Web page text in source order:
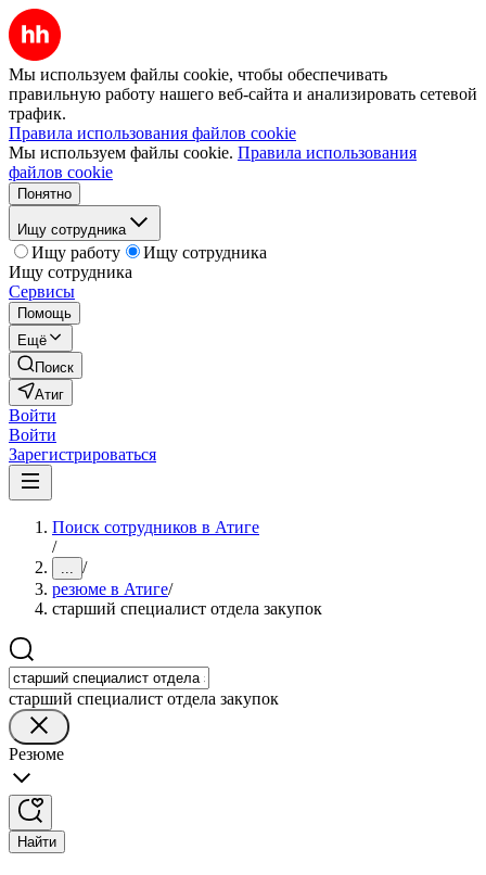
Мы используем файлы cookie, чтобы обеспечивать
правильную работу нашего веб-сайта и анализировать сетевой
трафик.
Правила использования файлов cookie
Мы используем файлы cookie. Правила использования
файлов cookie
Понятно
Ищу сотрудника
Ищу работу
Ищу сотрудника
Ищу сотрудника
Сервисы
Помощь
Ещё
Поиск
Атиг
Войти
Войти
Зарегистрироваться
Поиск сотрудников в Атиге
/
... /
резюме в Атиге/
старший специалист отдела закупок
старший специалист отдела закупок
Резюме
Найти